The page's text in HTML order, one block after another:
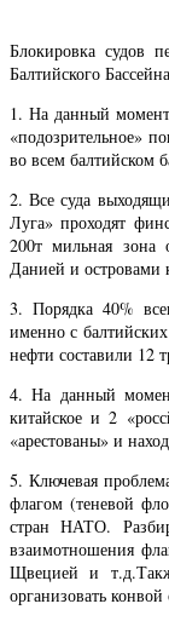
Блокировка судов
Балтийского
1. На данный момент
«подозрительное»
во всем балтийском
2. Все суда
Луга» проходят
200т мильная зона
Данией и островами
3. Порядка 40%
именно с
нефти составили 12
4. На данный
китайское и 2
«арестованы» и
5. Ключевая
флагом (теневой
стран НАТО.
взаимотношения
Щвецией и
организовать